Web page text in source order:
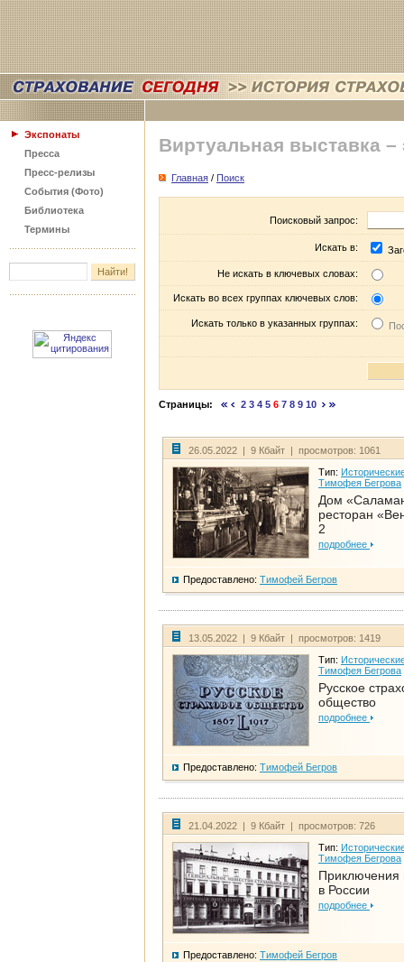
Экспонаты
Пресса
Пресс-релизы
События (Фото)
Библиотека
Термины
Виртуальная выставка –
Главная / Поиск
Поисковый запрос:
Искать в:
Не искать в ключевых словах:
Искать во всех группах ключевых слов:
Искать только в указанных группах:
Страницы: 2 3 4 5 6 7 8 9 10
26.05.2022 | 9 Кбайт | просмотров: 1061
Тип:
Тимофея Бегрова
Дом
ресторан
2
подробнее
Предоставлено: Тимофей Бегров
13.05.2022 | 9 Кбайт | просмотров: 1419
Тип:
Тимофея Бегрова
Русское
общество
подробнее
Предоставлено: Тимофей Бегров
21.04.2022 | 9 Кбайт | просмотров: 726
Тип:
Тимофея Бегрова
Приключения
в России
подробнее
Предоставлено: Тимофей Бегров